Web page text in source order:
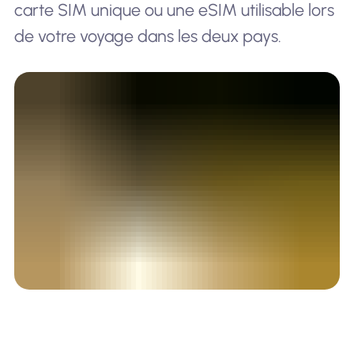
carte SIM unique ou une eSIM utilisable lors
de votre voyage dans les deux pays.